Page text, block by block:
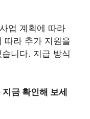
업 계획에 따라
따라 추가 지원을
니다. 지급 방식
금 확인해 보세